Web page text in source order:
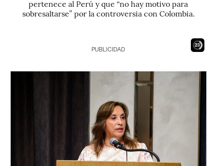
pertenece al Perú y que “no hay motivo para
sobresaltarse” por la controversia con Colombia.
22
PUBLICIDAD